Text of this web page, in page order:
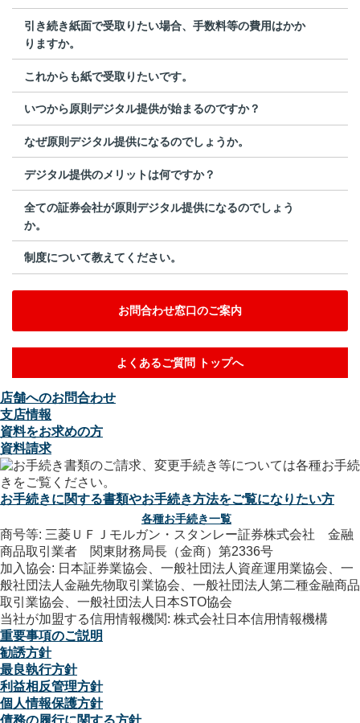
引き続き紙面で受取りたい場合、手数料等の費用はかか
りますか。
これからも紙で受取りたいです。
いつから原則デジタル提供が始まるのですか？
なぜ原則デジタル提供になるのでしょうか。
デジタル提供のメリットは何ですか？
全ての証券会社が原則デジタル提供になるのでしょう
か。
制度について教えてください。
お問合わせ窓口のご案内
よくあるご質問 トップへ
店舗へのお問合わせ
支店情報
資料をお求めの方
資料請求
お手続きに関する書類やお手続き方法をご覧になりたい方
各種お手続き一覧
商号等: 三菱ＵＦＪモルガン・スタンレー証券株式会社 金融
商品取引業者 関東財務局長（金商）第2336号
加入協会: 日本証券業協会、一般社団法人資産運用業協会、一
般社団法人金融先物取引業協会、一般社団法人第二種金融商品
取引業協会、一般社団法人日本STO協会
当社が加盟する信用情報機関: 株式会社日本信用情報機構
重要事項のご説明
勧誘方針
最良執行方針
利益相反管理方針
個人情報保護方針
債務の履行に関する方針